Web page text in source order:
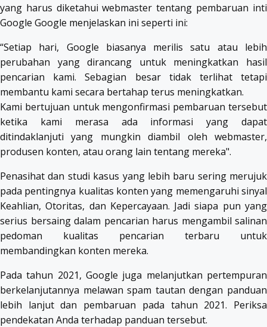
yang harus diketahui webmaster tentang pembaruan inti
Google Google menjelaskan ini seperti ini:
“Setiap hari, Google biasanya merilis satu atau lebih
perubahan yang dirancang untuk meningkatkan hasil
pencarian kami. Sebagian besar tidak terlihat tetapi
membantu kami secara bertahap terus meningkatkan.
Kami bertujuan untuk mengonfirmasi pembaruan tersebut
ketika kami merasa ada informasi yang dapat
ditindaklanjuti yang mungkin diambil oleh webmaster,
produsen konten, atau orang lain tentang mereka".
Penasihat dan studi kasus yang lebih baru sering merujuk
pada pentingnya kualitas konten yang memengaruhi sinyal
Keahlian, Otoritas, dan Kepercayaan. Jadi siapa pun yang
serius bersaing dalam pencarian harus mengambil salinan
pedoman kualitas pencarian terbaru untuk
membandingkan konten mereka.
Pada tahun 2021, Google juga melanjutkan pertempuran
berkelanjutannya melawan spam tautan dengan panduan
lebih lanjut dan pembaruan pada tahun 2021. Periksa
pendekatan Anda terhadap panduan tersebut.